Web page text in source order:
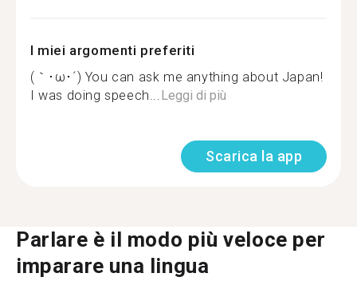
I miei argomenti preferiti
(｀･ω･´) You can ask me anything about Japan!
I was doing speech... Leggi di più
Scarica la app
Parlare è il modo più veloce per
imparare una lingua